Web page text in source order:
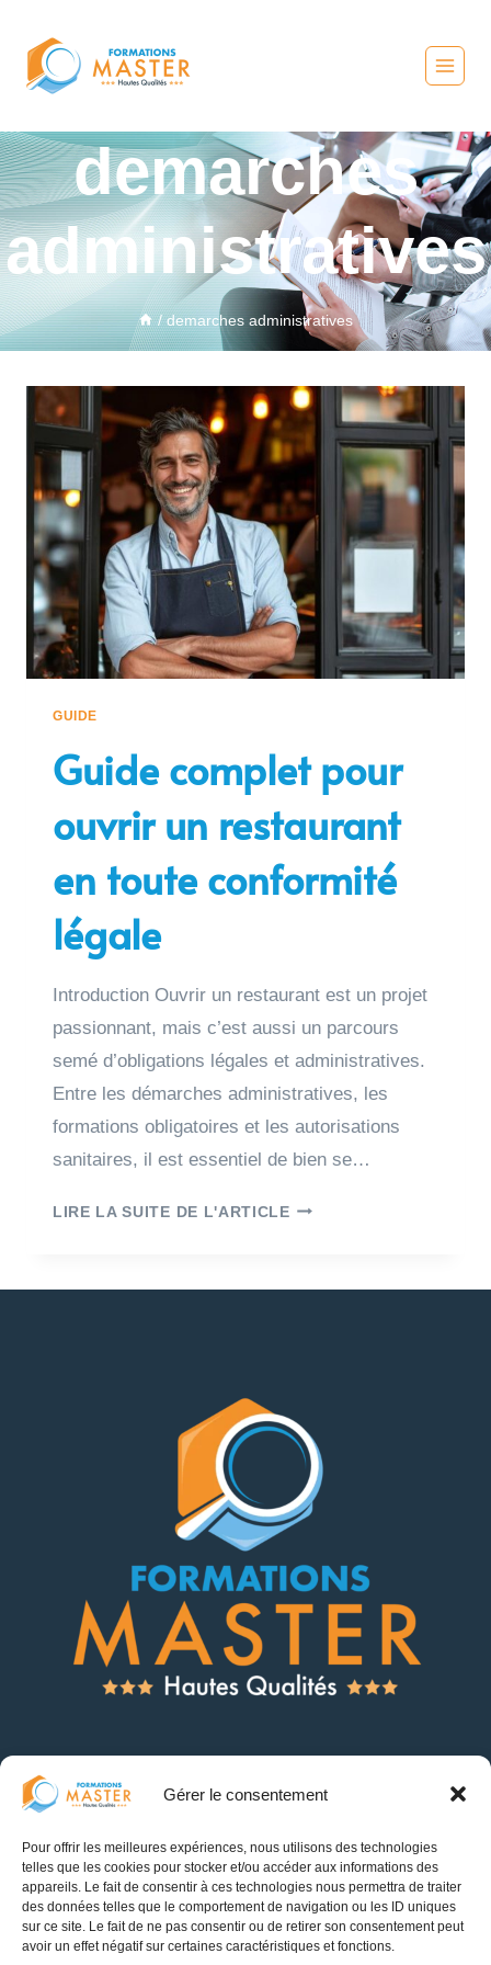
Gérer le consentement
Pour offrir les meilleures expériences, nous utilisons des technologies
telles que les cookies pour stocker et/ou accéder aux informations des
appareils. Le fait de consentir à ces technologies nous permettra de traiter
des données telles que le comportement de navigation ou les ID uniques
sur ce site. Le fait de ne pas consentir ou de retirer son consentement peut
avoir un effet négatif sur certaines caractéristiques et fonctions.
demarches
administratives
/ demarches administratives
GUIDE
Guide complet pour
ouvrir un restaurant
en toute conformité
légale
Introduction Ouvrir un restaurant est un projet
passionnant, mais c’est aussi un parcours
semé d’obligations légales et administratives.
Entre les démarches administratives, les
formations obligatoires et les autorisations
sanitaires, il est essentiel de bien se…
LIRE LA SUITE DE L'ARTICLE
Financement des Formations
Politique de confidentialité
Politique de cookies (UE)